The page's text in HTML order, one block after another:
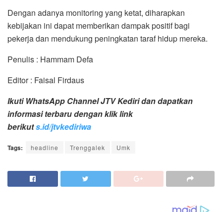
Dengan adanya monitoring yang ketat, diharapkan
kebijakan ini dapat memberikan dampak positif bagi
pekerja dan mendukung peningkatan taraf hidup mereka.
Penulis : Hammam Defa
Editor : Faisal Firdaus
Ikuti WhatsApp Channel JTV Kediri dan dapatkan
informasi terbaru dengan klik link
berikuts.id/jtvkediriwa
Tags: headline Trenggalek Umk